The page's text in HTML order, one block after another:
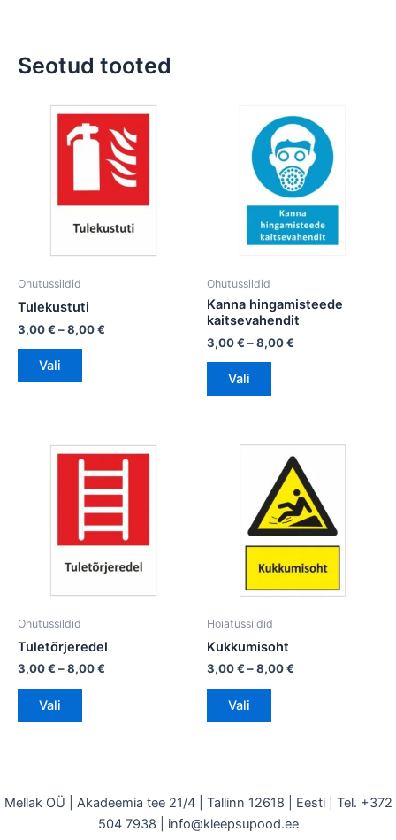
Seotud tooted
Ohutussildid
Tulekustuti
3,00€ –8,00€
3,00 €
kuni
8,00 €
Vali
Sellel
tootel
mitu
varianti.
Valikuid
saab
teha
Ohutussildid
Kanna hingamisteede
kaitsevahendit
3,00€ –8,00€
3,00 €
kuni
8,00 €
Vali
tootel
on
mitu
varianti.
Valikuid
saab
Ohutussildid
Tuletõrjeredel
3,00€ –8,00€
3,00 €
kuni
8,00 €
Vali
Sellel
tootel
on
mitu
varianti.
Valikuid
saab
teha
Hoiatussildid
Kukkumisoht
3,00€ –8,00€
3,00 €
kuni
8,00 €
Vali
Sellel
tootel
on
mitu
varianti.
Valikuid
saab
teha
Mellak OÜ | Akadeemia tee 21/4 | Tallinn 12618 | Eesti | Tel. +372
504 7938 | info@kleepsupood.ee